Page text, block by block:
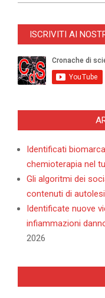
11-
ISCRIVITI AI
Identificati
chemioterapia nel
Gli algoritmi dei
contenuti di
Identificate nuove
infiammazioni
2026